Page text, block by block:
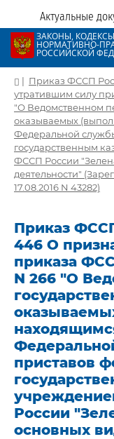
Актуальные
ЗАКОНЫ,
НОРМАТИВНО-
РОССИЙСКОЙ
| Приказ ФССП
утратившим силу
"О Ведомственном
оказываемых
Федеральной
государственным
ФССП России
деятельности"
17.08.2016 N 43282)
Приказ
446 О
приказа
N 266 "О
приставов
России
основных